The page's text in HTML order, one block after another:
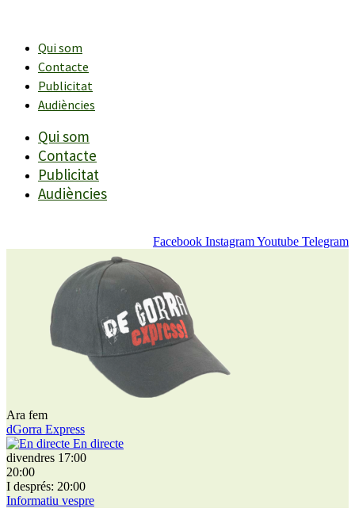
contingutQui som
Contacte
Publicitat
Audiències
Qui som
Contacte
Publicitat
Audiències
Facebook InstagramYoutube Telegram
Ara fem
dGorra Express
En directe
divendres 17:00
20:00
I després: 20:00
Informatiu vespre